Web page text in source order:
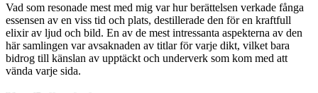
Vad som resonade mest med mig var hur berättelsen verkade fånga
essensen av en viss tid och plats, destillerade den för en kraftfull
elixir av ljud och bild. En av de mest intressanta aspekterna av den
här samlingen var avsaknaden av titlar för varje dikt, vilket bara
bidrog till känslan av upptäckt och underverk som kom med att
vända varje sida.